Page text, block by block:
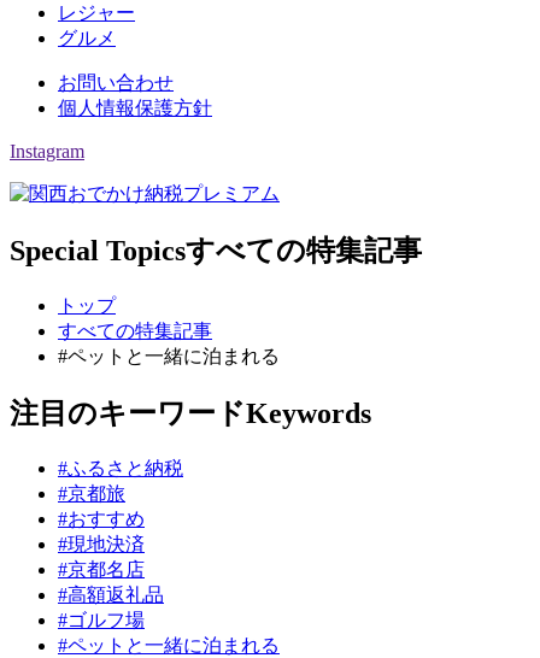
レジャー
グルメ
お問い合わせ
個人情報保護方針
Instagram
Special Topicsすべての特集記事
トップ
すべての特集記事
#ペットと一緒に泊まれる
注目のキーワードKeywords
#ふるさと納税
#京都旅
#おすすめ
#現地決済
#京都名店
#高額返礼品
#ゴルフ場
#ペットと一緒に泊まれる